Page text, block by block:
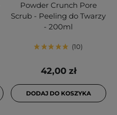
Powder Crunch Pore
Scrub - Peeling do Twarzy
- 200ml
10
42,00 zł
DODAJ DO KOSZYKA